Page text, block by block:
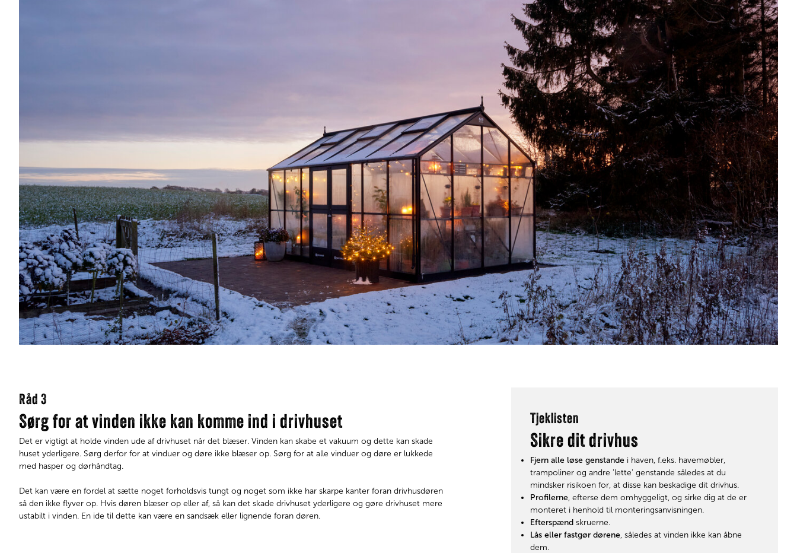
Råd 3
Sørg for at vinden ikke kan komme ind i drivhuset
Det er vigtigt at holde vinden ude af drivhuset når det blæser. Vinden kan skabe et vakuum og dette kan skade
huset yderligere. Sørg derfor for at vinduer og døre ikke blæser op. Sørg for at alle vinduer og døre er lukkede
med hasper og dørhåndtag.
Det kan være en fordel at sætte noget forholdsvis tungt og noget som ikke har skarpe kanter foran drivhusdøren
så den ikke flyver op. Hvis døren blæser op eller af, så kan det skade drivhuset yderligere og gøre drivhuset mere
ustabilt i vinden. En ide til dette kan være en sandsæk eller lignende foran døren.
Tjeklisten
Sikre dit drivhus
Fjern alle løse genstandei haven, f.eks. havemøbler,
trampoliner og andre 'lette' genstande således at du
mindsker risikoen for, at disse kan beskadige dit drivhus.
Profilerne, efterse dem omhyggeligt, og sirke dig at de er
monteret i henhold til monteringsanvisningen.
Efterspændskruerne.
Lås eller fastgør dørene, således at vinden ikke kan åbne
dem.